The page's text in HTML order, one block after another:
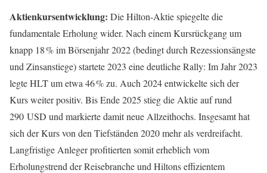
Aktienkursentwicklung: Die Hilton-Aktie spiegelte die
fundamentale Erholung wider. Nach einem Kursrückgang um
knapp 18 % im Börsenjahr 2022 (bedingt durch Rezessionsängste
und Zinsanstiege) startete 2023 eine deutliche Rally: Im Jahr 2023
legte HLT um etwa 46 % zu. Auch 2024 entwickelte sich der
Kurs weiter positiv. Bis Ende 2025 stieg die Aktie auf rund
290 USD und markierte damit neue Allzeithochs. Insgesamt hat
sich der Kurs von den Tiefständen 2020 mehr als verdreifacht.
Langfristige Anleger profitierten somit erheblich vom
Erholungstrend der Reisebranche und Hiltons effizientem